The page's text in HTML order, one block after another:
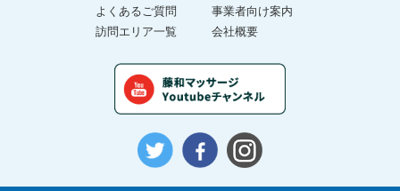
よくあるご質問
訪問エリア一覧
事業者向け案内
会社概要